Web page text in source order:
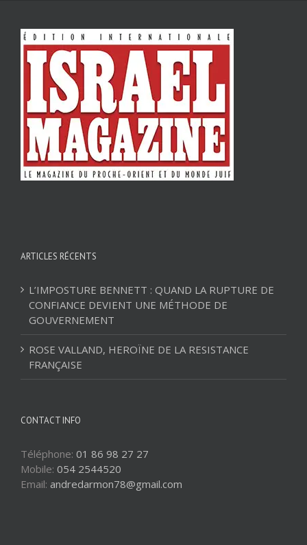
ARTICLES RÉCENTS
L’IMPOSTURE BENNETT : QUAND LA RUPTURE DE
CONFIANCE DEVIENT UNE MÉTHODE DE
GOUVERNEMENT
ROSE VALLAND, HEROÏNE DE LA RESISTANCE
FRANÇAISE
CONTACT INFO
Téléphone: 01 86 98 27 27
Mobile: 054 2544520
Email: andredarmon78@gmail.com